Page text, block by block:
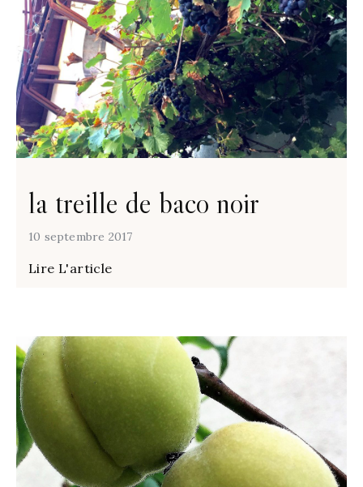
la treille de baco noir
10 septembre 2017
Lire L'article